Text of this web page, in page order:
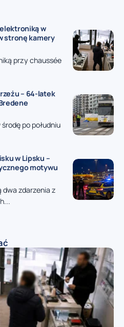
w
stronę kamery
przy chaussée
– 64-latek
po południu
w Lipsku –
motywu
dwa zdarzenia z